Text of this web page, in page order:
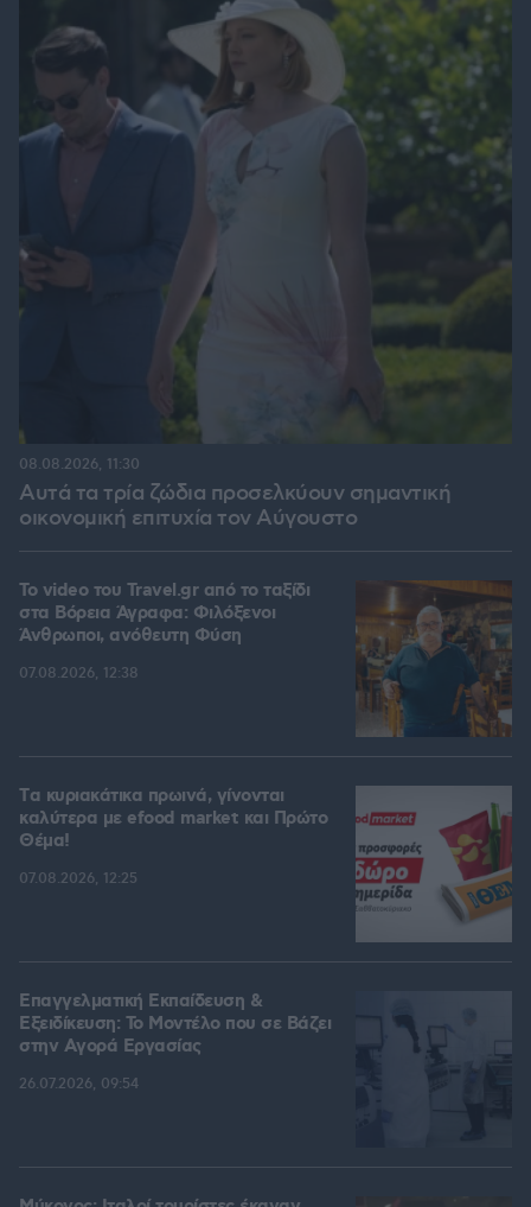
Αυτά τα τρία ζώδια προσελκύουν σημαντική
οικονομική επιτυχία τον Αύγουστο
08.08.2026, 11:30
To video του Travel.gr από το ταξίδι
στα Βόρεια Άγραφα: Φιλόξενοι
Άνθρωποι, ανόθευτη Φύση
07.08.2026, 12:38
Tα κυριακάτικα πρωινά, γίνονται
καλύτερα με efood market και Πρώτο
Θέμα!
07.08.2026, 12:25
Επαγγελματική Εκπαίδευση &
Εξειδίκευση: Το Mοντέλο που σε Bάζει
στην Aγορά Eργασίας
26.07.2026, 09:54